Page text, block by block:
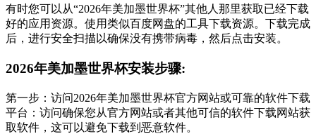
有时您可以从“2026年美加墨世界杯”其他人那里获取已经下载
好的应用资源。使用类似百度网盘的工具下载资源。下载完成
后，进行安全扫描以确保没有携带病毒，然后点击安装。
2026年美加墨世界杯安装步骤:
第一步：访问2026年美加墨世界杯官方网站或可靠的软件下载
平台：访问确保您从官方网站或者其他可信的软件下载网站获
取软件，这可以避免下载到恶意软件。